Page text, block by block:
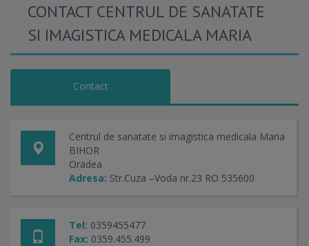
CONTACT CENTRUL DE SANATATE
SI IMAGISTICA MEDICALA MARIA
Contact
Centrul de sanatate si imagistica medicala Maria
BIHOR
Oradea
Adresa: Str.Cuza –Voda nr.23 RO 535600
Tel: 0359455477
Fax: 0359.455.499